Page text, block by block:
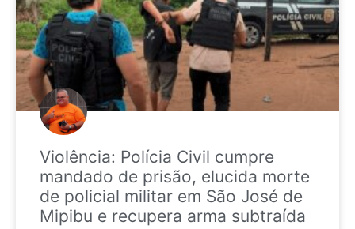
Violência: Polícia Civil cumpre
mandado de prisão, elucida morte
de policial militar em São José de
Mipibu e recupera arma subtraída